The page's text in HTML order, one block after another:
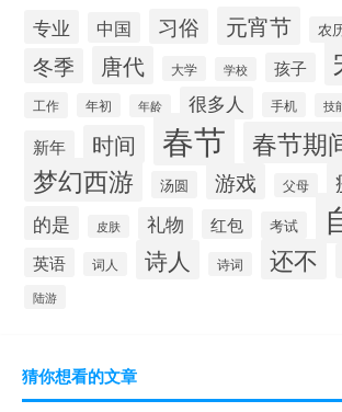
专业 中国 习俗 元宵节 农
冬季 唐代 大学 学校 孩子
工作 年初 年龄 很多人 手机 技
新年 时间 春节 春节期
梦幻西游 汤圆 游戏 父母
的是 皮肤 礼物 红包 考试
英语 词人 诗人 诗词 还不
陆游
猜你想看的文章